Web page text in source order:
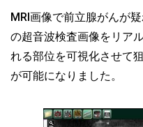
MRI画像で前立腺がんが
の超音波検査画像をリア
れる部位を可視化させて
が可能になりました。